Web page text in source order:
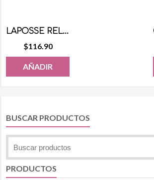
LAPOSSE RELLENO 500 GRS
$116.90
AÑADIR
BUSCAR PRODUCTOS
PRODUCTOS